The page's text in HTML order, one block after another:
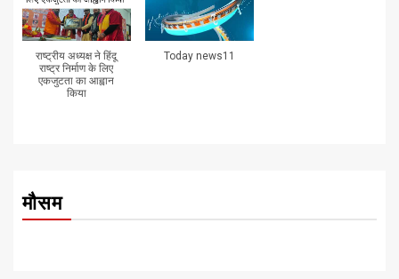
राष्ट्रीय अध्यक्ष ने हिंदू
राष्ट्र निर्माण के लिए
एकजुटता का आह्वान
किया
Today news11
मौसम